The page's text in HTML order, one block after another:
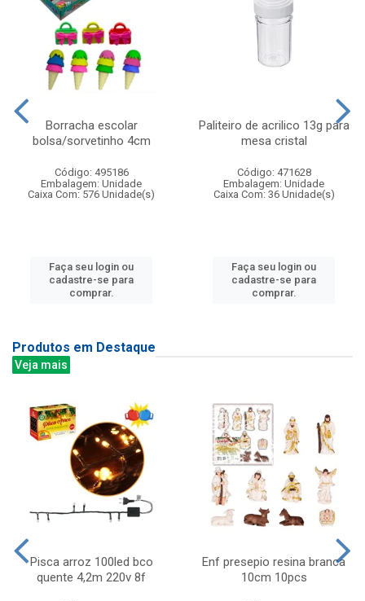
Borracha escolar
bolsa/sorvetinho 4cm
Código: 495186
Embalagem: Unidade
Caixa Com: 576 Unidade(s)
Faça seu login ou
cadastre-se para
comprar.
Paliteiro de acrilico 13g para
mesa cristal
Código: 471628
Embalagem: Unidade
Caixa Com: 36 Unidade(s)
Faça seu login ou
cadastre-se para
comprar.
Produtos em Destaque
Veja mais
Pisca arroz 100led bco
quente 4,2m 220v 8f
Enf presepio resina branca
10cm 10pcs